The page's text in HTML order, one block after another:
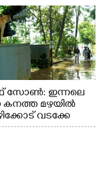
സോൺ: ഇന്നലെ
കനത്ത മഴയിൽ
വടക്കേ
വെള്ളം